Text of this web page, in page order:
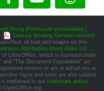
(Política de privacidade)
-
Satzung (binding German version)
all text and images on this
Attribution-Share Alike 3.0
of LibreOffice, which is licensed under
and “The Document Foundation” are
owners or are in actual use as
logos and icons are also subject
explained in our trademark policy
OpenOffice.org.